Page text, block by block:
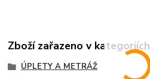
Zboží zařazeno v kategoriích
ÚPLETY A METRÁŽ